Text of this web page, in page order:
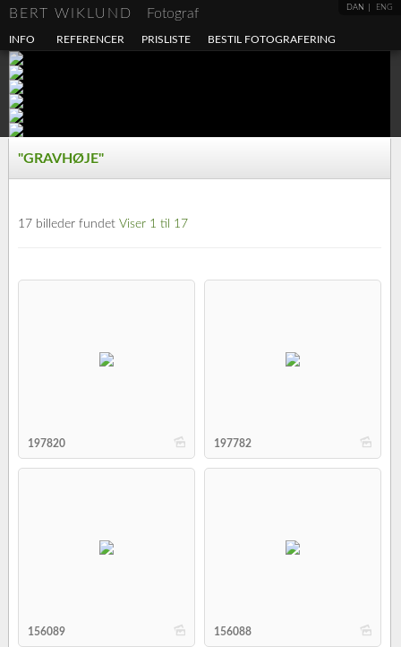
DAN ENG
BERT WIKLUND Fotograf
INFO REFERENCER PRISLISTE BESTIL FOTOGRAFERING
"GRAVHØJE"
17 billeder fundet Viser 1 til 17
b
197820 b
197782
b
156089 b
156088